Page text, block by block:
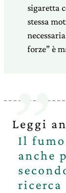
sigaretta
stessa
forze” è
Leggi
Il
anche
ricerca